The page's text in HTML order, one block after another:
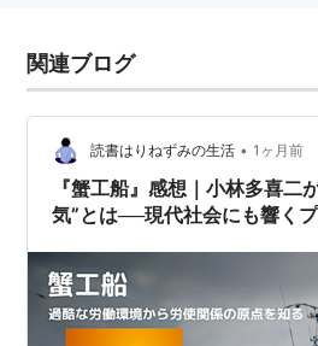
関連ブログ
読書はりねずみの生活 • 1ヶ月前
『蟹工船』感想｜小林多喜二
気”とは──現代社会にも響く